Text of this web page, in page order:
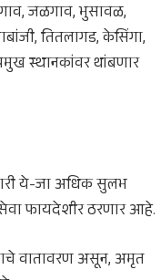
जळगाव, भुसावळ,
तितलागड, केसिंगा,
स्थानकांवर थांबणार
ये-जा अधिक सुलभ
सेवा फायदेशीर ठरणार आहे.
वातावरण असून, अमृत